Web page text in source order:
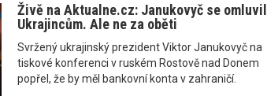
Živě na Aktualne.cz: Janukovyč se omluvil
Ukrajincům. Ale ne za oběti
Svržený ukrajinský prezident Viktor Janukovyč na
tiskové konferenci v ruském Rostově nad Donem
popřel, že by měl bankovní konta v zahraničí.